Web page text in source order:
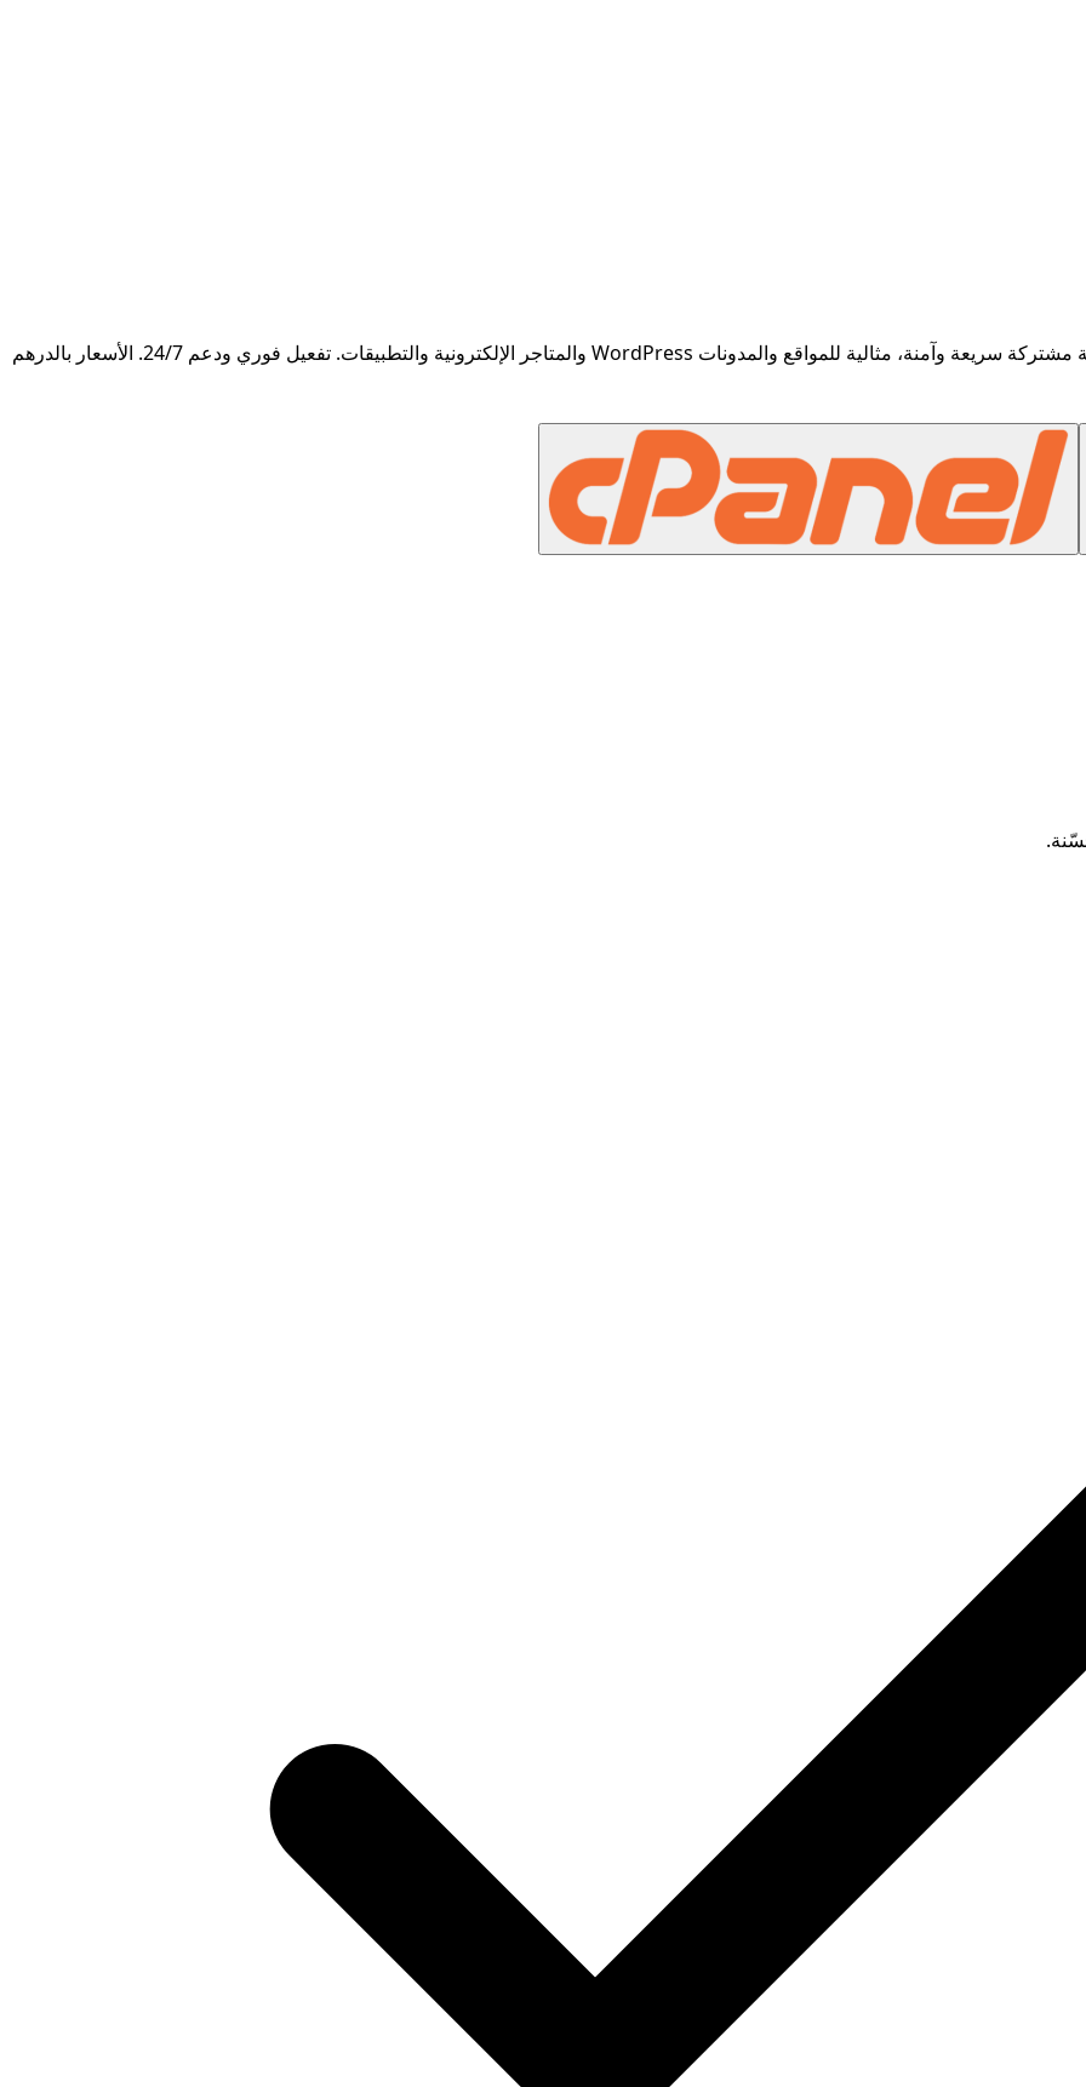
استضافة ويب احترافية في الإمارات مع لوحة تحكم cPanel. استضافة مشتركة سريعة وآمنة، مثالية للمواقع والمدونات WordPress والمتاجر الإلكترونية والتطبيقات. تفعيل فوري ودعم 24/7. الأسعار بالدرهم